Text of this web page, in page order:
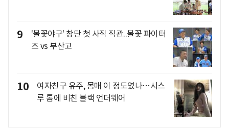
9
'불꽃야구' 창단 첫 사직 직관..불꽃 파이터
즈 vs 부산고
10
여자친구 유주, 몸매 이 정도였나…시스
루 톱에 비친 블랙 언더웨어